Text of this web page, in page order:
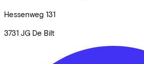
Hessenweg 131
3731 JG De Bilt